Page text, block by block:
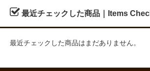
最近チェックした商品｜Items
最近チェックした商品はまだありません。